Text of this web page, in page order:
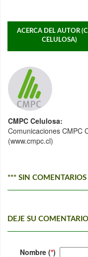
ACERCA DEL AUTOR
CELULOSA)
CMPC Celulosa:
Comunicaciones CMPC
(www.cmpc.cl)
*** SIN
DEJE SU COMENTARIO
Nombre (*)